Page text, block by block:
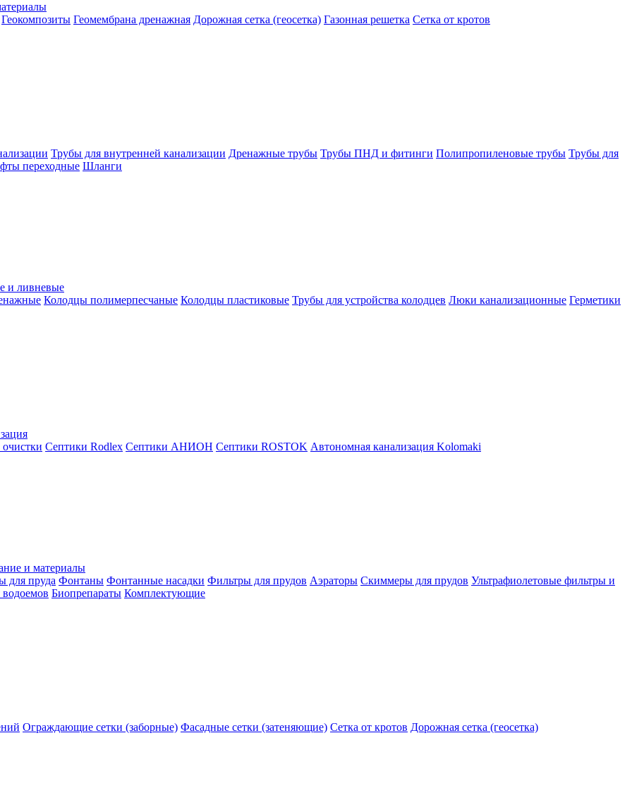
Геокомпозиты Геомембрана дренажная Дорожная сетка (геосетка) Газонная решетка Сетка от кротов
Трубы для внутренней канализации Дренажные трубы Трубы ПНД и фитинги Полипропиленовые трубы Трубы для
переходные Шланги
и ливневые
Колодцы полимерпесчаные Колодцы пластиковые Трубы для устройства колодцев Люки канализационные Герметики
Септики Rodlex Септики АНИОН Септики ROSTOK Автономная канализация Kolomaki
и материалы
для пруда Фонтаны Фонтанные насадки Фильтры для прудов Аэраторы Скиммеры для прудов Ультрафиолетовые фильтры и
Биопрепараты Комплектующие
Ограждающие сетки (заборные) Фасадные сетки (затеняющие) Сетка от кротов Дорожная сетка (геосетка)